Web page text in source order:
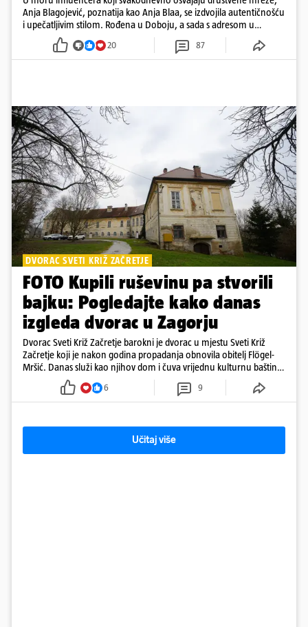
Anja Blagojević, poznatija kao Anja Blaa, se izdvojila autentičnošću
i upečatljivim stilom. Rođena u Doboju, a sada s adresom u
Dubaiju, Anja je spoj glamura, discipline i mladenačke energije
20 87
DVORAC SVETI KRIŽ ZAČRETJE
FOTO Kupili ruševinu pa stvorili
bajku: Pogledajte kako danas
izgleda dvorac u Zagorju
Dvorac Sveti Križ Začretje barokni je dvorac u mjestu Sveti Križ
Začretje koji je nakon godina propadanja obnovila obitelj Flögel-
Mršić. Danas služi kao njihov dom i čuva vrijednu kulturnu baštinu
davno zaboravljenog vremena
6 9
Učitaj više